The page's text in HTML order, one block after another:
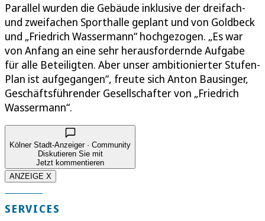
Parallel wurden die Gebäude inklusive der dreifach-
und zweifachen Sporthalle geplant und von Goldbeck
und „Friedrich Wassermann“ hochgezogen. „Es war
von Anfang an eine sehr herausfordernde Aufgabe
für alle Beteiligten. Aber unser ambitionierter Stufen-
Plan ist aufgegangen“, freute sich Anton Bausinger,
Geschäftsführender Gesellschafter von „Friedrich
Wassermann“.
Kölner Stadt-Anzeiger · Community
Diskutieren Sie mit
Jetzt kommentieren
ANZEIGE X
SERVICES